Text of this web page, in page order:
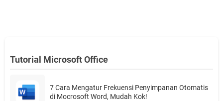
Tutorial Microsoft Office
7 Cara Mengatur Frekuensi Penyimpanan Otomatis
di Mocrosoft Word, Mudah Kok!